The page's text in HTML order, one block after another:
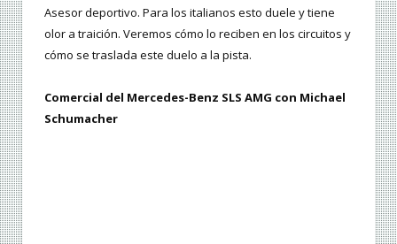
Asesor deportivo. Para los italianos esto duele y tiene
olor a traición. Veremos cómo lo reciben en los circuitos y
cómo se traslada este duelo a la pista.
Comercial del Mercedes-Benz SLS AMG con Michael
Schumacher